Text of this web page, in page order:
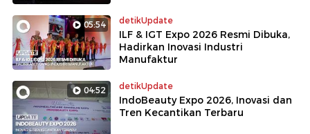
05:54 detikUpdate
ILF & IGT Expo 2026 Resmi Dibuka,
Hadirkan Inovasi Industri
Manufaktur
04:52 detikUpdate
IndoBeauty Expo 2026, Inovasi dan
Tren Kecantikan Terbaru